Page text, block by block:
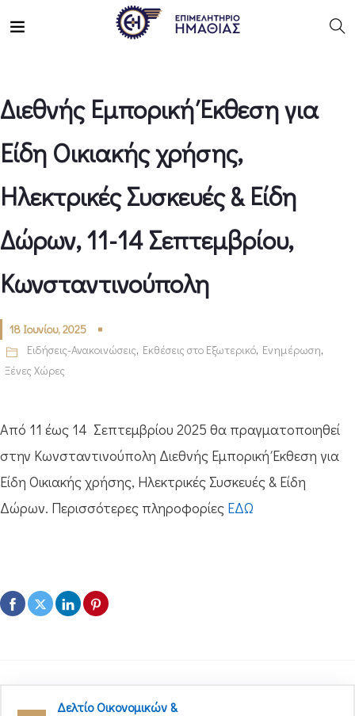
Διεθνής Εμπορική Έκθεση για
Eίδη Oικιακής χρήσης,
Ηλεκτρικές Συσκευές & Είδη
Δώρων, 11-14 Σεπτεμβρίου,
Κωνσταντινούπολη
18 Ιουνίου, 2025
Ειδήσεις-Ανακοινώσεις, Εκθέσεις στο Εξωτερικό, Ενημέρωση,
Ξένες Χώρες
Από 11 έως 14 Σεπτεμβρίου 2025 θα πραγματοποιηθεί
στην Κωνσταντινούπολη Διεθνής Εμπορική Έκθεση για
Eίδη Oικιακής χρήσης, Ηλεκτρικές Συσκευές & Είδη
Δώρων. Περισσότερες πληροφορίες ΕΔΩ
Δελτίο Οικονομικών &